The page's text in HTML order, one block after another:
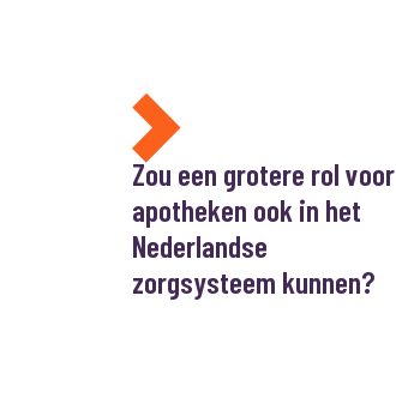
Zou een grotere rol voor
apotheken ook in het
Nederlandse
zorgsysteem kunnen?